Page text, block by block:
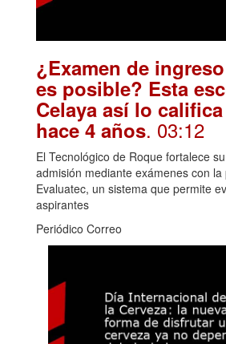
¿Examen de
es posible? Esta
Celaya así lo
hace 4 años. 03:12
El Tecnológico de Roque fortalece
admisión mediante exámenes con
Evaluatec, un sistema que permite
aspirantes
Periódico Correo